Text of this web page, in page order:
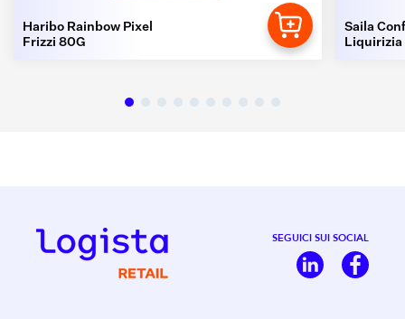
Haribo Rainbow Pixel
Frizzi 80G
Saila
Liquirizia
SEGUICI SUI SOCIAL